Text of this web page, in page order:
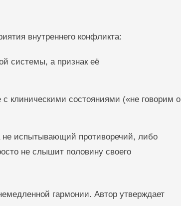
внутреннего конфликта:
системы, а признак её
клиническими состояниями («не говорим о
не испытывающий противоречий, либо
не слышит половину своего
гармонии. Автор утверждает